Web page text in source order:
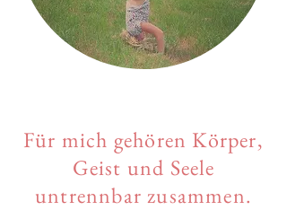
Für mich gehören Körper,
Geist und Seele
untrennbar zusammen.